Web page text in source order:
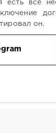
есть всё
он.